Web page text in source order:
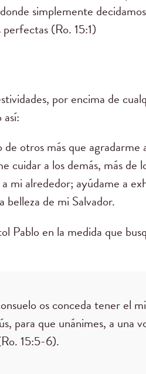
simplemente
(Ro. 15:1)
por encima de
otros más que
a los demás, más de
mi alrededor; ayúdame a
belleza de mi Salvador.
Pablo en la medida que
os conceda tener el
para que unánimes, a una
15:5-6).